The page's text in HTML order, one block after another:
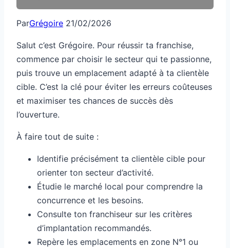
ParGrégoire 21/02/2026
Salut c’est Grégoire. Pour réussir ta franchise,
commence par choisir le secteur qui te passionne,
puis trouve un emplacement adapté à ta clientèle
cible. C’est la clé pour éviter les erreurs coûteuses
et maximiser tes chances de succès dès
l’ouverture.
À faire tout de suite :
Identifie précisément ta clientèle cible pour
orienter ton secteur d’activité.
Étudie le marché local pour comprendre la
concurrence et les besoins.
Consulte ton franchiseur sur les critères
d’implantation recommandés.
Repère les emplacements en zone N°1 ou